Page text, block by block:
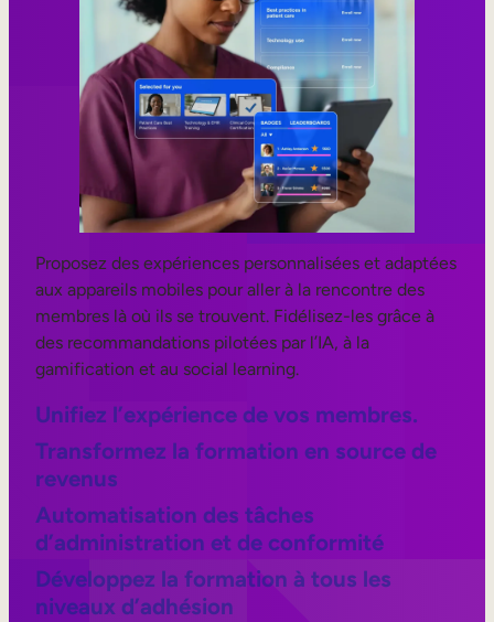
Proposez des expériences personnalisées et adaptées
aux appareils mobiles pour aller à la rencontre des
membres là où ils se trouvent. Fidélisez-les grâce à
des recommandations pilotées par l’IA, à la
gamification et au social learning.
Unifiez l’expérience de vos membres.
Transformez la formation en source de
revenus
Automatisation des tâches
d’administration et de conformité
Développez la formation à tous les
niveaux d’adhésion